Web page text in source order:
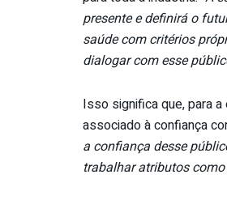
presente e definirá o
saúde com critérios
dialogar com esse
Isso significa que, para
associado à confiança
a confiança desse
trabalhar atributos